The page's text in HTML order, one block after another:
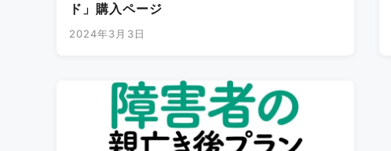
ド」購入ページ
2024年3月3日